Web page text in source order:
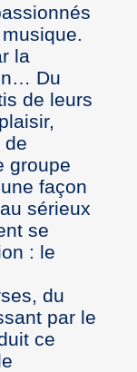
la
Du
de leurs
de
groupe
façon
sérieux
se
: le
du
par le
ce